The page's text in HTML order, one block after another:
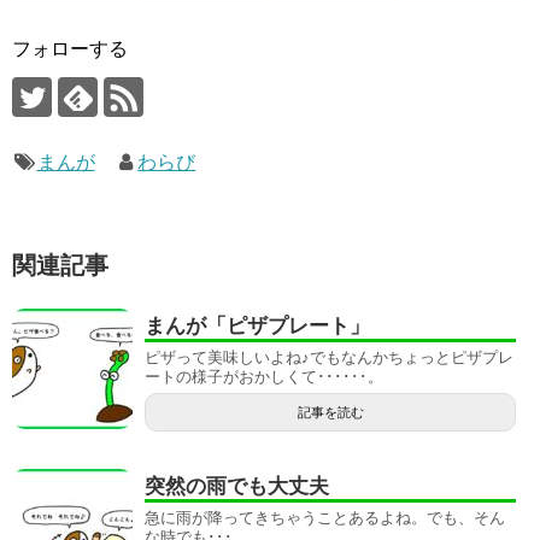
フォローする
まんが わらび
関連記事
まんが「ピザプレート」
ピザって美味しいよね♪でもなんかちょっとピザプレ
ートの様子がおかしくて･･････。
記事を読む
突然の雨でも大丈夫
急に雨が降ってきちゃうことあるよね。でも、そん